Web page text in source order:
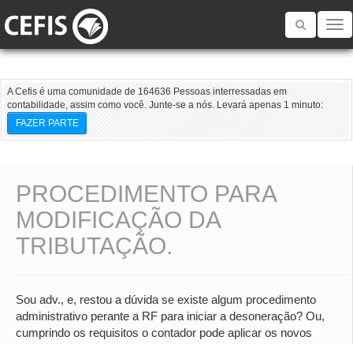
Toggle
A Cefis é uma comunidade de 164636 Pessoas interressadas em
contabilidade, assim como você. Junte-se a nós. Levará apenas 1 minuto:
FAZER PARTE
PROCEDIMENTO PARA
MODIFICAÇÃO DA
TRIBUTAÇÃO.
Sou adv., e, restou a dúvida se existe algum procedimento
administrativo perante a RF para iniciar a desoneração? Ou,
cumprindo os requisitos o contador pode aplicar os novos